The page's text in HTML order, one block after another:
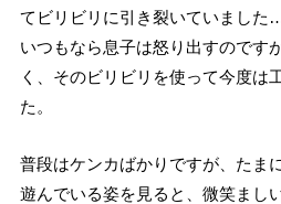
てビリビリに引き裂いていました…
いつもなら息子は怒り出すのです
く、そのビリビリを使って今度は
た。
普段はケンカばかりですが、たま
遊んでいる姿を見ると、微笑まし